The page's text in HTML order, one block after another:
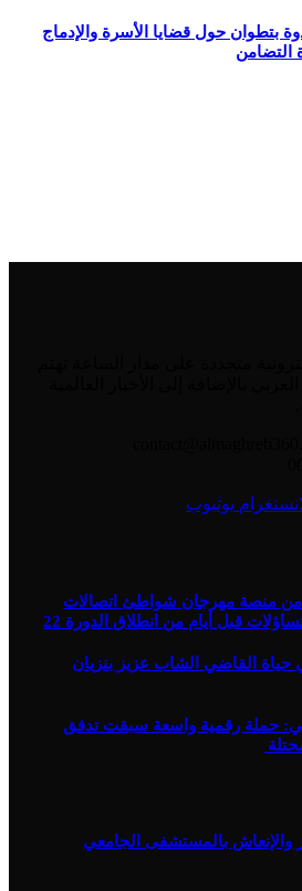
حول قضايا الأسرة والإدماج
التضامن
يوتيوب
من منصة مهرجان شواطئ اتصالات
قبل أيام من انطلاق الدورة 22
حياة القاضي الشاب عزيز بنزيان
حملة رقمية واسعة سبقت تدفق
بالمستشفى الجامعي